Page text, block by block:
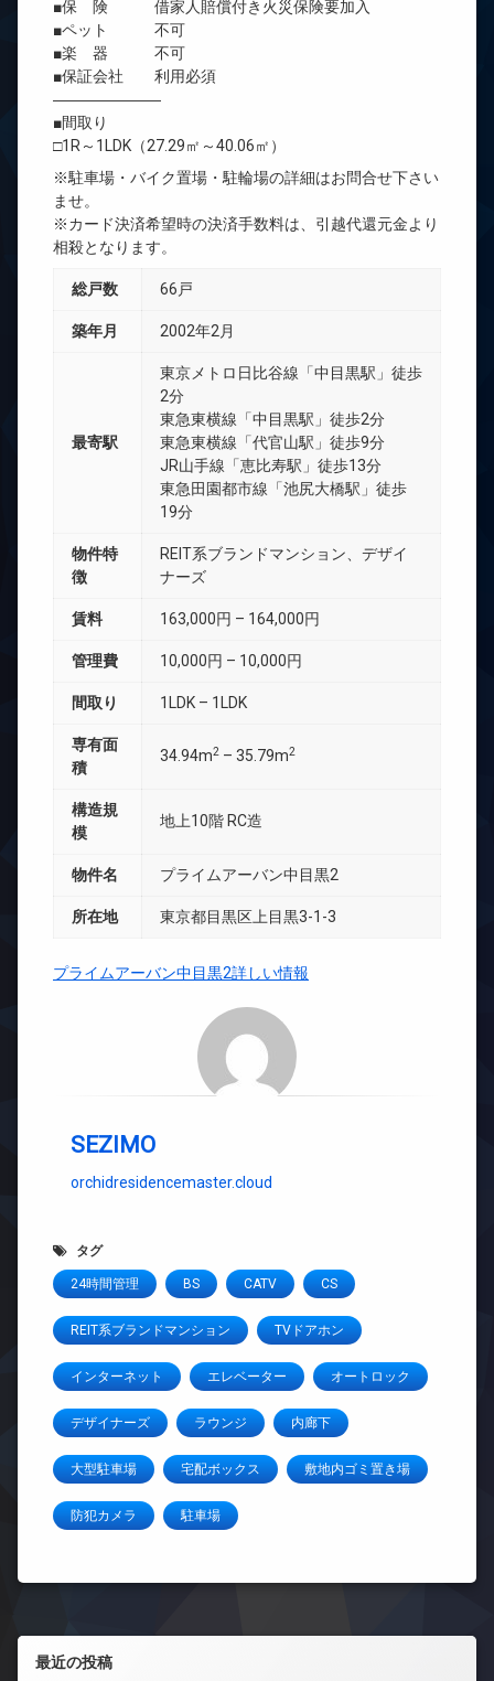
■保 険 借家人賠償付き火災保険要加入
■ペット 不可
■楽 器 不可
■保証会社 利用必須
―――――――
■間取り
□1R～1LDK（27.29㎡～40.06㎡）
※駐車場・バイク置場・駐輪場の詳細はお問合せ下さい
ませ。
※カード決済希望時の決済手数料は、引越代還元金より
相殺となります。
総戸数 66戸
築年月 2002年2月
最寄駅
東京メトロ日比谷線「中目黒駅」徒歩
2分
東急東横線「中目黒駅」徒歩2分
東急東横線「代官山駅」徒歩9分
JR山手線「恵比寿駅」徒歩13分
東急田園都市線「池尻大橋駅」徒歩
19分
物件特
徴
REIT系ブランドマンション、デザイ
ナーズ
賃料 163,000円 – 164,000円
管理費 10,000円 – 10,000円
間取り 1LDK – 1LDK
専有面
積
34.94m2 – 35.79m2
構造規
模
地上10階 RC造
物件名 プライムアーバン中目黒2
所在地 東京都目黒区上目黒3-1-3
プライムアーバン中目黒2詳しい情報
SEZIMO
orchidresidencemaster.cloud
タグ
24時間管理 BS CATV CS
REIT系ブランドマンション TVドアホン
インターネット エレベーター オートロック
デザイナーズ ラウンジ 内廊下
大型駐車場 宅配ボックス 敷地内ゴミ置き場
防犯カメラ 駐車場
左サイドバー
最近の投稿